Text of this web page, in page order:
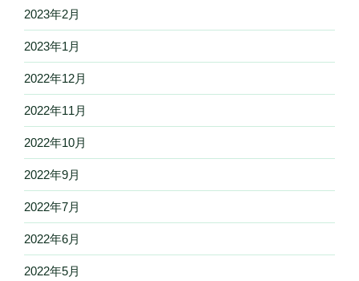
2023年2月
2023年1月
2022年12月
2022年11月
2022年10月
2022年9月
2022年7月
2022年6月
2022年5月